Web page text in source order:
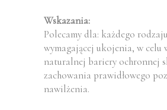
Wskazania:
Polecamy dla: każdego
wymagającej ukojenia, w celu
naturalnej bariery ochronnej
zachowania prawidłowego
nawilżenia.